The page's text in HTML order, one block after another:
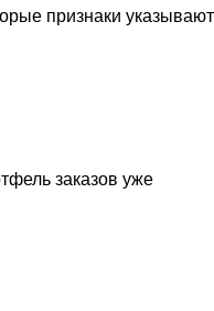
признаки указывают
заказов уже